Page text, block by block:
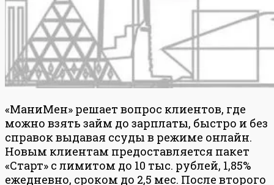
«МаниМен» решает вопрос клиентов, где
можно взять займ до зарплаты, быстро и без
справок выдавая ссуды в режиме онлайн.
Новым клиентам предоставляется пакет
«Старт» с лимитом до 10 тыс. рублей, 1,85%
ежедневно, сроком до 2,5 мес. После второго